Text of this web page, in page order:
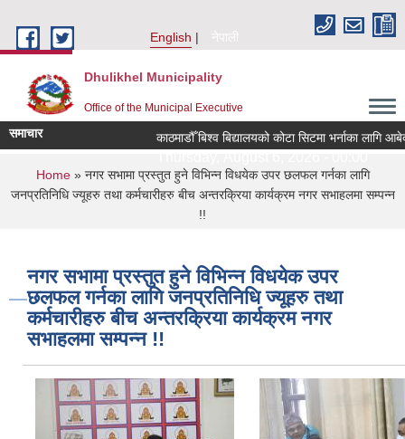
English
नेपाली
Dhulikhel Municipality
Office of the Municipal Executive
समाचार काठमाडौँ बिश्व बिद्यालयको कोटा सिटमा भर्नाका लागि
You are here
Home» नगर सभामा प्रस्तुत हुने विभिन्न विधयेक उपर छलफल गर्नका लागि
जनप्रतिनिधि ज्यूहरु तथा कर्मचारीहरु बीच अन्तरक्रिया कार्यक्रम नगर सभाहलमा सम्पन्न
!!
नगर सभामा प्रस्तुत हुने विभिन्न विधयेक उपर
छलफल गर्नका लागि जनप्रतिनिधि ज्यूहरु तथा
कर्मचारीहरु बीच अन्तरक्रिया कार्यक्रम नगर
सभाहलमा सम्पन्न !!